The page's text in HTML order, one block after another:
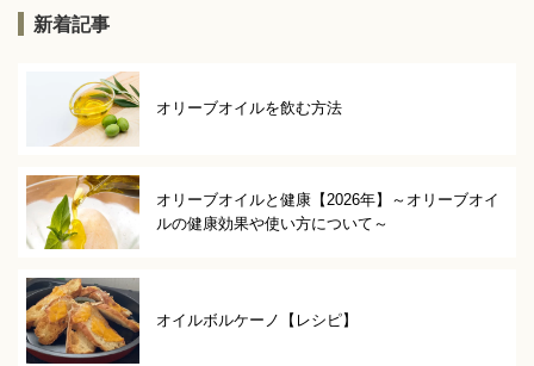
新着記事
オリーブオイルを飲む方法
オリーブオイルと健康【2026年】～オリーブオイ
ルの健康効果や使い方について～
オイルボルケーノ【レシピ】